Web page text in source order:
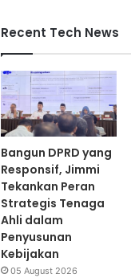
Recent Tech News
Bangun DPRD yang
Responsif, Jimmi
Tekankan Peran
Strategis Tenaga
Ahli dalam
Penyusunan
Kebijakan
05 August 2026